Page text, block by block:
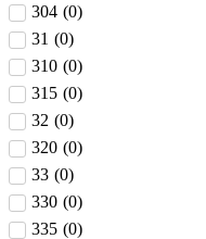
304 (0)
31 (0)
310 (0)
315 (0)
32 (0)
320 (0)
33 (0)
330 (0)
335 (0)